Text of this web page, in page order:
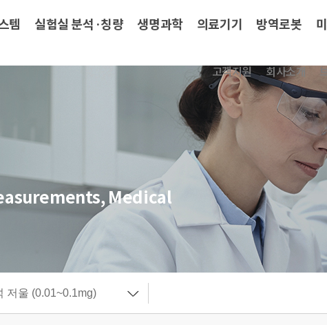
템 실험실 분석·칭량 생명과학 의료기기 방역로봇
회사소개
고객지원
Medical